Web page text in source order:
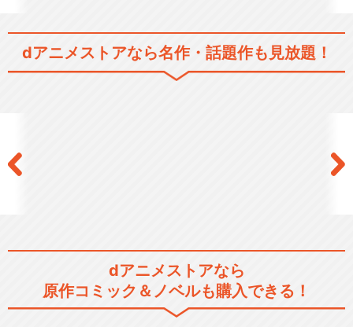
食戟のソーマ 餐ノ皿
dアニメストアなら名作・話題作も見放題！
dアニメストアなら
原作コミック＆ノベルも購入できる！